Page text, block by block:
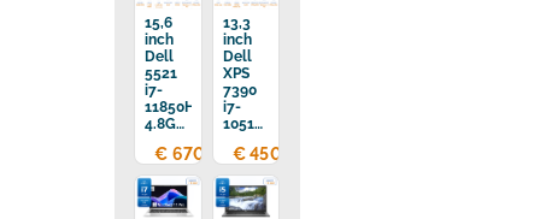
15,6
inch
Dell
5521
i7-
11850H
4.8GHz
DDR4
512GB
SSD
€ 670,00
13,3
inch
Dell
XPS
7390
i7-
10510U
16GB
DDR4
512GB
SSD
€ 450,00